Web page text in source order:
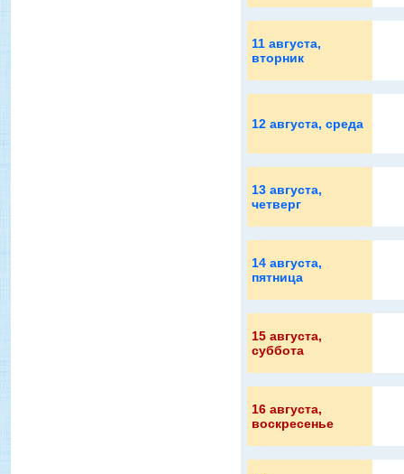
11 августа,
вторник
12 августа, среда
13 августа,
четверг
14 августа,
пятница
15 августа,
суббота
16 августа,
воскресенье